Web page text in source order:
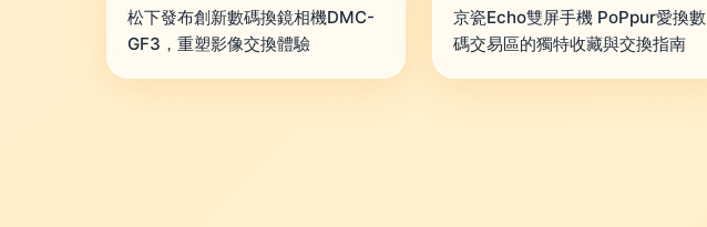
松下發布創新數碼換鏡相機DMC-
GF3，重塑影像交換體驗
京瓷Echo雙屏手機 PoPpur愛換數
碼交易區的獨特收藏與交換指南